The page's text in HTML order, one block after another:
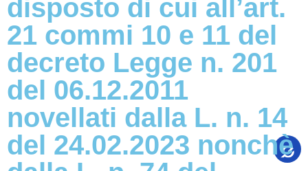
disposto di cui all’art.
21 commi 10 e 11 del
decreto Legge n. 201
del 06.12.2011
novellati dalla L. n. 14
del 24.02.2023 nonchè